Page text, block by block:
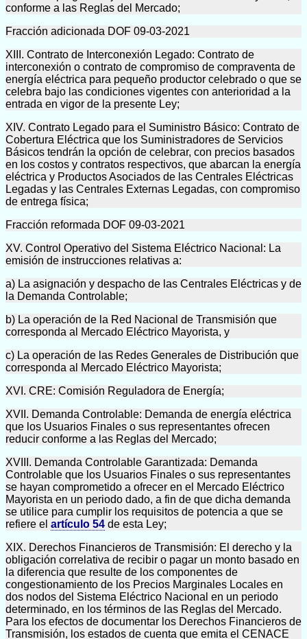
conforme a las Reglas del Mercado;
Fracción adicionada DOF 09-03-2021
XIII. Contrato de Interconexión Legado: Contrato de
interconexión o contrato de compromiso de compraventa de
energía eléctrica para pequeño productor celebrado o que se
celebra bajo las condiciones vigentes con anterioridad a la
entrada en vigor de la presente Ley;
XIV. Contrato Legado para el Suministro Básico: Contrato de
Cobertura Eléctrica que los Suministradores de Servicios
Básicos tendrán la opción de celebrar, con precios basados
en los costos y contratos respectivos, que abarcan la energía
eléctrica y Productos Asociados de las Centrales Eléctricas
Legadas y las Centrales Externas Legadas, con compromiso
de entrega física;
Fracción reformada DOF 09-03-2021
XV. Control Operativo del Sistema Eléctrico Nacional: La
emisión de instrucciones relativas a:
a) La asignación y despacho de las Centrales Eléctricas y de
la Demanda Controlable;
b) La operación de la Red Nacional de Transmisión que
corresponda al Mercado Eléctrico Mayorista, y
c) La operación de las Redes Generales de Distribución que
corresponda al Mercado Eléctrico Mayorista;
XVI. CRE: Comisión Reguladora de Energía;
XVII. Demanda Controlable: Demanda de energía eléctrica
que los Usuarios Finales o sus representantes ofrecen
reducir conforme a las Reglas del Mercado;
XVIII. Demanda Controlable Garantizada: Demanda
Controlable que los Usuarios Finales o sus representantes
se hayan comprometido a ofrecer en el Mercado Eléctrico
Mayorista en un periodo dado, a fin de que dicha demanda
se utilice para cumplir los requisitos de potencia a que se
refiere el artículo 54 de esta Ley;
XIX. Derechos Financieros de Transmisión: El derecho y la
obligación correlativa de recibir o pagar un monto basado en
la diferencia que resulte de los componentes de
congestionamiento de los Precios Marginales Locales en
dos nodos del Sistema Eléctrico Nacional en un periodo
determinado, en los términos de las Reglas del Mercado.
Para los efectos de documentar los Derechos Financieros de
Transmisión, los estados de cuenta que emita el CENACE